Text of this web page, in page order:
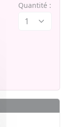
Quantité :